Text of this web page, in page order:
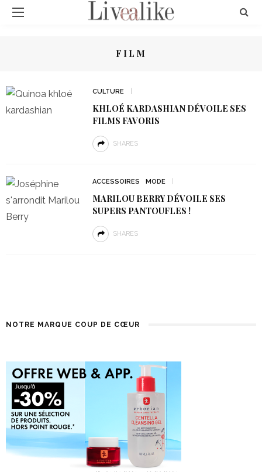
FILM
CULTURE
KHLOÉ KARDASHIAN DÉVOILE SES
FILMS FAVORIS
SHARES
ACCESSOIRES MODE
MARILOU BERRY DÉVOILE SES
SUPERS PANTOUFLES !
SHARES
NOTRE MARQUE COUP DE CŒUR